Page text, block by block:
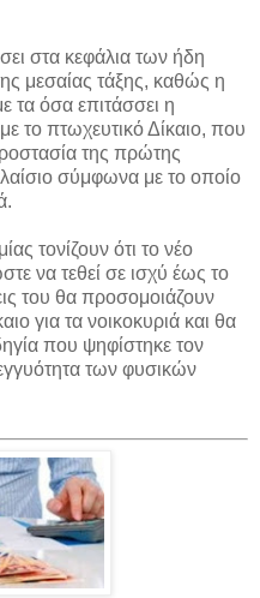
στα κεφάλια των ήδη
μεσαίας τάξης, καθώς η
τα όσα επιτάσσει η
το πτωχευτικό Δίκαιο, που
της πρώτης
σύμφωνα με το οποίο
τονίζουν ότι το νέο
να τεθεί σε ισχύ έως το
του θα προσομοιάζουν
για τα νοικοκυριά και θα
που ψηφίστηκε τον
των φυσικών